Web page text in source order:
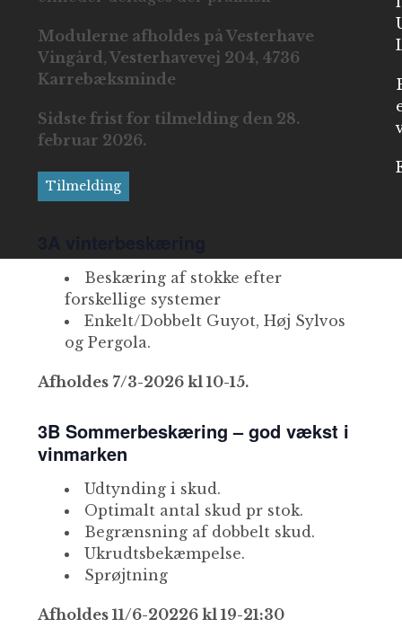
Modulerne afholdes på Vesterhave
Vingård, Vesterhavevej 204, 4736
Karrebæksminde
Sidste frist for tilmelding den 28.
februar 2026.
Tilmelding
Beskæring af stokke efter
forskellige systemer
Enkelt/Dobbelt Guyot, Høj Sylvos
og Pergola.
Afholdes 7/3-2026 kl 10-15.
3B Sommerbeskæring – god vækst i
vinmarken
Udtynding i skud.
Optimalt antal skud pr stok.
Begrænsning af dobbelt skud.
Ukrudtsbekæmpelse.
Sprøjtning
Afholdes 11/6-20226 kl 19-21:30